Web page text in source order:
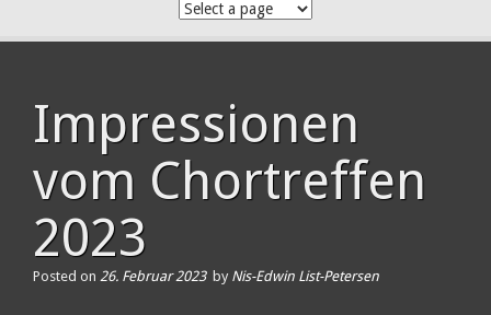
Impressionen
vom Chortreffen
2023
Posted on 26. Februar 2023 by Nis-Edwin List-Petersen